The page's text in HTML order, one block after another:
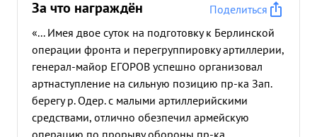
За что награждён
Поделиться
«... Имея двое суток на подготовку к Берлинской
операции фронта и перегруппировку артиллерии,
генерал-майор ЕГОРОВ успешно организовал
артнаступление на сильную позицию пр-ка Зап.
берегу р. Одер. с малыми артиллерийскими
средствами, отлично обезпечил армейскую
операцию по прорыву обороны пр-ка